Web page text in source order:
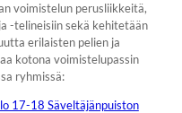
voimistelun perusliikkeitä,
-telineisiin sekä kehitetään
erilaisten pelien ja
kotona voimistelupassin
ryhmissä:
17-18 Säveltäjänpuiston